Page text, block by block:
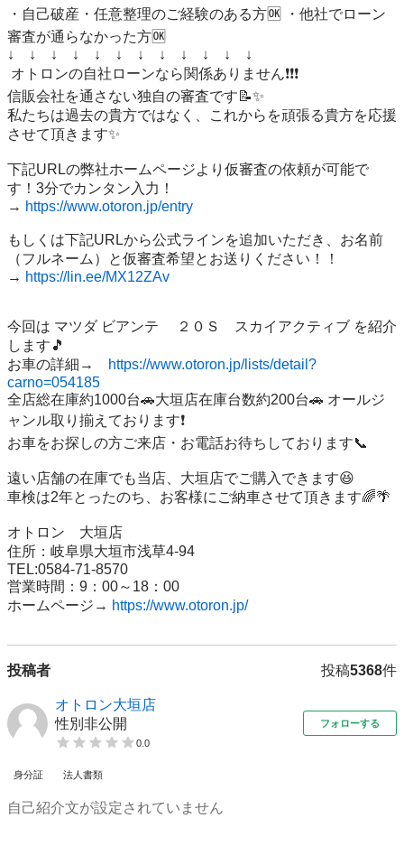
・自己破産・任意整理のご経験のある方🆗 ・他社でローン
審査が通らなかった方🆗
↓　↓　↓　↓　↓　↓　↓　↓　↓　↓　↓　↓
信販会社を通さない独自の審査です📝✨
私たちは過去の貴方ではなく、これからを頑張る貴方を応援
させて頂きます✨
下記URLの弊社ホームページより仮審査の依頼が可能で
す！3分でカンタン入力！
→ https://www.otoron.jp/entry
もしくは下記URLから公式ラインを追加いただき、お名前
（フルネーム）と仮審査希望とお送りください！！
→ https://lin.ee/MX12ZAv
今回は マツダ ビアンテ 　２０Ｓ　スカイアクティブ を紹介
します🎵
お車の詳細→
https://www.otoron.jp/lists/detail?
carno=054185
全店総在庫約1000台🚗大垣店在庫台数約200台🚗 オールジ
ャンル取り揃えております❗️
お車をお探しの方ご来店・お電話お待ちしております📞
遠い店舗の在庫でも当店、大垣店でご購入できます😆
車検は2年とったのち、お客様にご納車させて頂きます🌈🌴
オトロン　大垣店
住所：岐阜県大垣市浅草4-94
TEL:0584-71-8570
営業時間：9：00～18：00
ホームページ→ https://www.otoron.jp/
投稿者 投稿5368件
オトロン大垣店
性別非公開
0.0
フォローする
身分証 法人書類
自己紹介文が設定されていません